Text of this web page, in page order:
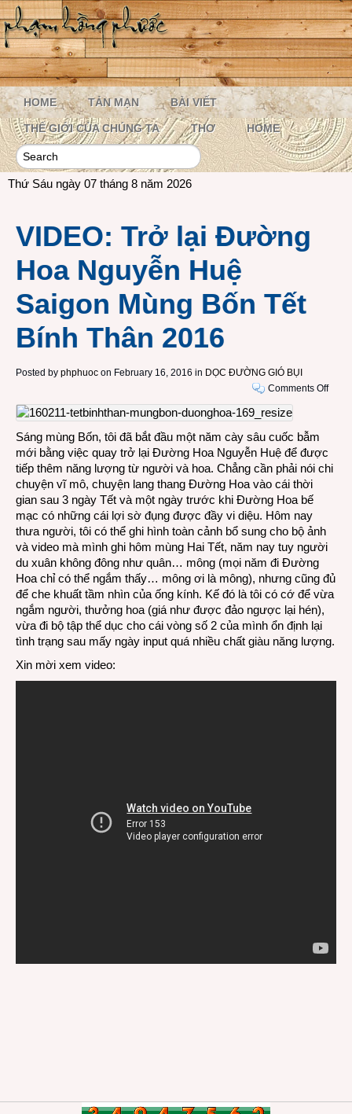
HOME TẢN MẠN BÀI VIẾT
THẾ GIỚI CỦA CHÚNG TA THƠ HOME
Thứ Sáu ngày 07 tháng 8 năm 2026
VIDEO: Trở lại Đường
Hoa Nguyễn Huệ
Saigon Mùng Bốn Tết
Bính Thân 2016
Posted by phphuoc on February 16, 2016 in DỌC ĐƯỜNG GIÓ BỤI
Comments Offon
Hoa
Bính
Thân
Sáng mùng Bốn, tôi đã bắt đầu một năm cày sâu cuốc bẫm
mới bằng việc quay trở lại Đường Hoa Nguyễn Huệ để được
tiếp thêm năng lượng từ người và hoa. Chẳng cần phải nói chi
chuyện vĩ mô, chuyện lang thang Đường Hoa vào cái thời
gian sau 3 ngày Tết và một ngày trước khi Đường Hoa bế
mạc có những cái lợi sờ đụng được đầy vi diệu. Hôm nay
thưa người, tôi có thể ghi hình toàn cảnh bổ sung cho bộ ảnh
và video mà mình ghi hôm mùng Hai Tết, năm nay tuy người
du xuân không đông như quân… mông (mọi năm đi Đường
Hoa chỉ có thể ngắm thấy… mông ơi là mông), nhưng cũng đủ
để che khuất tầm nhìn của ống kính. Kế đó là tôi có cớ để vừa
ngắm người, thưởng hoa (giá như được đảo ngược lại hén),
vừa đi bộ tập thể dục cho cái vòng số 2 của mình ổn định lại
tình trạng sau mấy ngày input quá nhiều chất giàu năng lượng.
Xin mời xem video: